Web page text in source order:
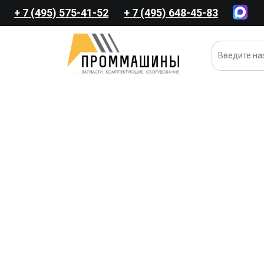
+ 7 (495) 575-41-52 + 7 (495) 648-45-83